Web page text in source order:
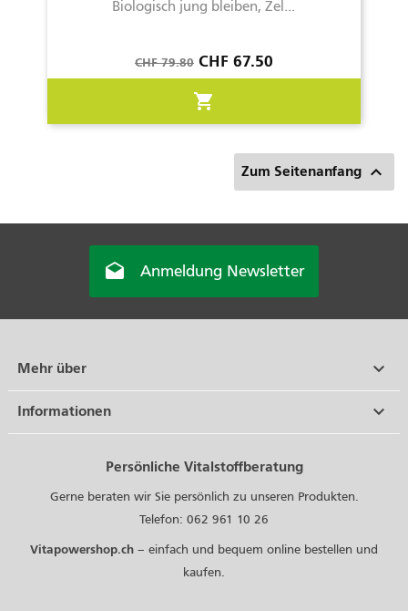
Biologisch jung bleiben, Zel...
Verkaufspreis
CHF 79.80 Preis
CHF 67.50
shopping_cart
Zum Seitenanfang 
 Anmeldung Newsletter
Mehr über 
Informationen 
Persönliche Vitalstoffberatung
Gerne beraten wir Sie persönlich zu unseren Produkten.
Telefon: 062 961 10 26
Vitapowershop.ch – einfach und bequem online bestellen und
kaufen.